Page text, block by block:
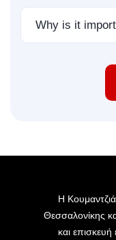
Why is it
Η
Θεσσαλονίκης
και επισκευή